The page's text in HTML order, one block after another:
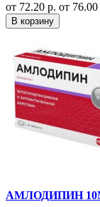
от 72.20 р. от 76.00
В корзину
АМЛОДИПИН